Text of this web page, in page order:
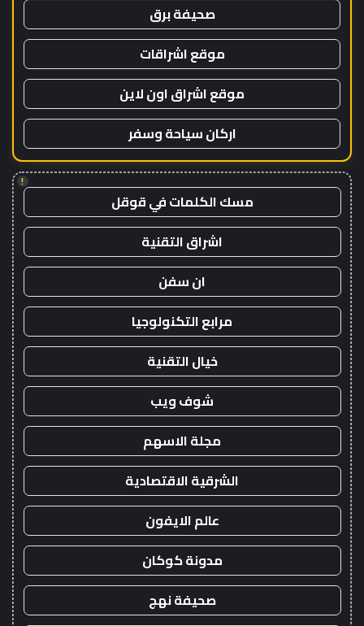
صحيفة برق
موقع اشراقات
موقع اشراق اون لاين
اركان سياحة وسفر
!
مسك الكلمات في قوقل
اشراق التقنية
ان سفن
مرابع التكنولوجيا
خيال التقنية
شوف ويب
مجلة الاسهم
الشرقية الاقتصادية
عالم الايفون
مدونة كوكان
صحيفة نهج